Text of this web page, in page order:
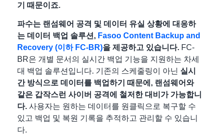
기 때문이죠.
파수는 랜섬웨어 공격 및 데이터 유실 상황에 대응하
는 데이터 백업 솔루션, Fasoo Content Backup and
Recovery (이하 FC-BR)을 제공하고 있습니다. FC-
BR은 개별 문서의 실시간 백업 기능을 지원하는 차세
대 백업 솔루션입니다. 기존의 스케줄링이 아닌 실시
간 방식으로 데이터를 백업하기 때문에, 랜섬웨어와
같은 갑작스런 사이버 공격에 철저한 대비가 가능합니
다. 사용자는 원하는 데이터를 원클릭으로 복구할 수
있고 백업 및 복원 기록을 추적하고 관리할 수 있습니
다.